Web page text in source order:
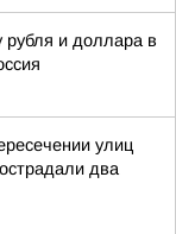
рубля и доллара в
улиц
два